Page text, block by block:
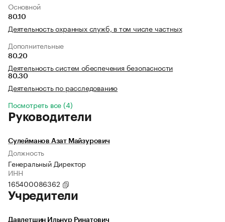
Основной
80.10
Деятельность охранных служб, в том числе частных
Дополнительные
80.20
Деятельность систем обеспечения безопасности
80.30
Деятельность по расследованию
Посмотреть все (4)
Руководители
Сулейманов Азат Майзурович
Должность
Генеральный Директор
ИНН
165400086362
Учредители
Давлетшин Ильнур Ринатович